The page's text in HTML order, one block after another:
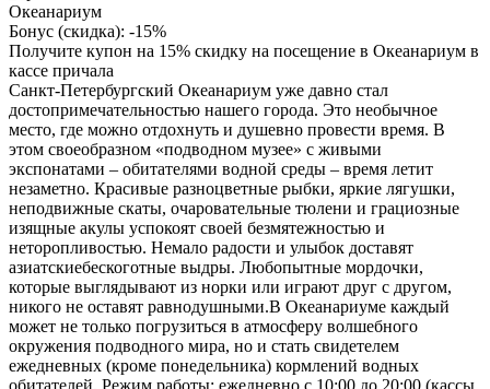
Океанариум
Бонус (скидка): -15%
Получите купон на 15% скидку на посещение в Океанариум в
кассе причала
Санкт-Петербургский Океанариум уже давно стал
достопримечательностью нашего города. Это необычное
место, где можно отдохнуть и душевно провести время. В
этом своеобразном «подводном музее» с живыми
экспонатами – обитателями водной среды – время летит
незаметно. Красивые разноцветные рыбки, яркие лягушки,
неподвижные скаты, очаровательные тюлени и грациозные
изящные акулы успокоят своей безмятежностью и
неторопливостью. Немало радости и улыбок доставят
азиатскиебескоготные выдры. Любопытные мордочки,
которые выглядывают из норки или играют друг с другом,
никого не оставят равнодушными.В Океанариуме каждый
может не только погрузиться в атмосферу волшебного
окружения подводного мира, но и стать свидетелем
ежедневных (кроме понедельника) кормлений водных
обитателей. Режим работы: ежедневно с 10:00 до 20:00 (кассы